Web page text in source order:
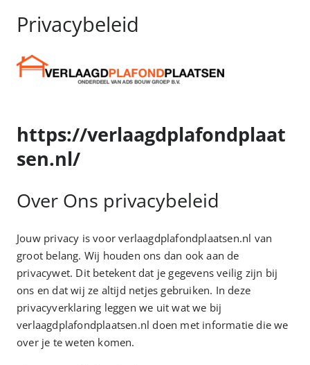
Privacybeleid
https://verlaagdplafondplaat
sen.nl/
Over Ons privacybeleid
Jouw privacy is voor verlaagdplafondplaatsen.nl van
groot belang. Wij houden ons dan ook aan de
privacywet. Dit betekent dat je gegevens veilig zijn bij
ons en dat wij ze altijd netjes gebruiken. In deze
privacyverklaring leggen we uit wat we bij
verlaagdplafondplaatsen.nl doen met informatie die we
over je te weten komen.